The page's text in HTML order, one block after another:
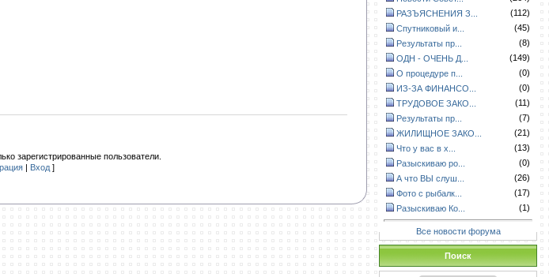
зарегистрированные пользователи.
| Вход ]
РАЗЪЯСНЕНИЯ З...
(112)
Спутниковый и...
(45)
Результаты пр...
(8)
ОДН - ОЧЕНЬ Д...
(149)
О процедуре п...
(0)
ИЗ-ЗА ФИНАНСО...
(0)
ТРУДОВОЕ ЗАКО...
(11)
Результаты пр...
(7)
ЖИЛИЩНОЕ ЗАКО...
(21)
Что у вас в х...
(13)
Разыскиваю ро...
(0)
А что ВЫ слуш...
(26)
Фото с рыбалк...
(17)
Разыскиваю Ко...
(1)
Все новости форума
Поиск